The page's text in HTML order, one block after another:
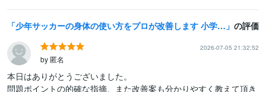
少年サッカーの身体の使い方をプロが改善します 小学生サッカーの当たり負けやキック力など悩みを改善します！ の評価
2026-07-05 21:32:52
by 匿名
本日はありがとうございました。
問題ポイントの的確な指摘、また改善案も分かりやすく教えて頂き